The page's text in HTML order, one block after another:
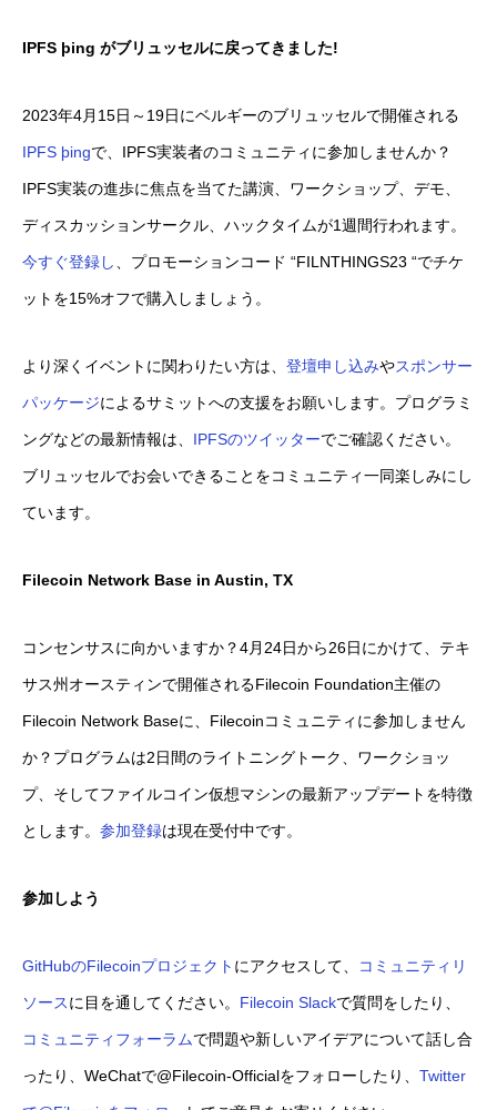
IPFS þing がブリュッセルに戻ってきました!
2023年4月15日～19日にベルギーのブリュッセルで開催される
IPFS þingで、IPFS実装者のコミュニティに参加しませんか？
IPFS実装の進歩に焦点を当てた講演、ワークショップ、デモ、
ディスカッションサークル、ハックタイムが1週間行われます。
今すぐ登録し、プロモーションコード “FILNTHINGS23 “でチケ
ットを15%オフで購入しましょう。
より深くイベントに関わりたい方は、 登壇申し込みやスポンサー
パッケージによるサミットへの支援をお願いします。プログラミ
ングなどの最新情報は、 IPFSのツイッターでご確認ください。
ブリュッセルでお会いできることをコミュニティ一同楽しみにし
ています。
Filecoin Network Base in Austin, TX
コンセンサスに向かいますか？4月24日から26日にかけて、テキ
サス州オースティンで開催されるFilecoin Foundation主催の
Filecoin Network Baseに、Filecoinコミュニティに参加しません
か？プログラムは2日間のライトニングトーク、ワークショッ
プ、そしてファイルコイン仮想マシンの最新アップデートを特徴
とします。 参加登録は現在受付中です。
参加しよう
GitHubのFilecoinプロジェクト にアクセスして、 コミュニティリ
ソースに目を通してください。 Filecoin Slackで質問をしたり、
コミュニティフォーラムで問題や新しいアイデアについて話し合
ったり、WeChatで@Filecoin-Officialをフォローしたり、 Twitter